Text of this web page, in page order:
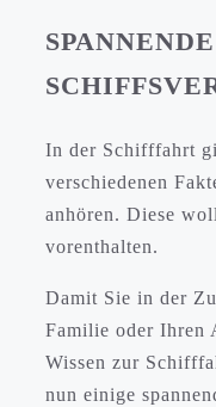
In der Schifffahrt
verschiedenen
anhören. Diese
vorenthalten.
Damit Sie in der
Familie oder Ihren
Wissen zur
nun einige